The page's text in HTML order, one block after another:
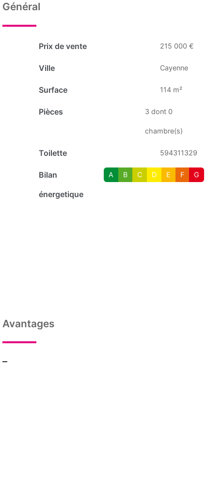
Général
Prix de vente 215 000 €
Ville Cayenne
Surface 114 m²
Pièces 3 dont 0
chambre(s)
Toilette 594311329
Bilan
énergetique
A B C D E F G
Avantages